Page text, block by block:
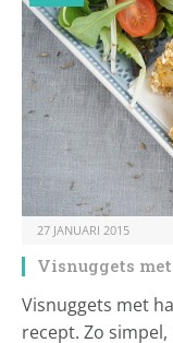
27 JANUARI 2015
Visnuggets
Visnuggets met
recept. Zo